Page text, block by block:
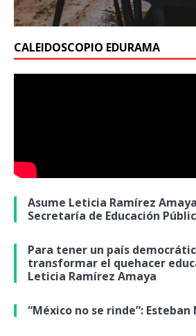
CALEIDOSCOPIO EDURAMA
Asume Leticia Ramírez
Secretaría de Educación
Para tener un país
transformar el quehacer
Leticia Ramírez Amaya
“México no se rinde”: